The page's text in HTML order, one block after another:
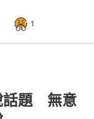
1
話題 無意